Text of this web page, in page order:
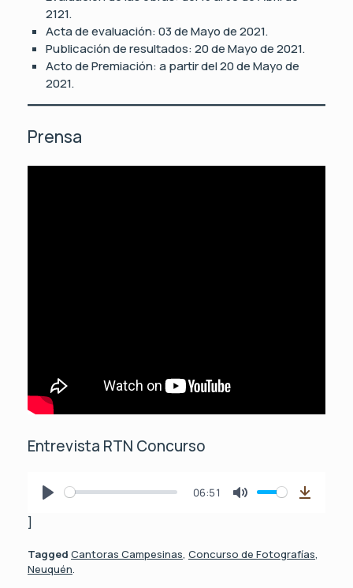
2121.
Acta de evaluación: 03 de Mayo de 2021.
Publicación de resultados: 20 de Mayo de 2021.
Acto de Premiación: a partir del 20 de Mayo de
2021.
Prensa
Entrevista RTN Concurso
y
06:51
e
n
]
Tagged Cantoras Campesinas, Concurso de Fotografías,
Neuquén.